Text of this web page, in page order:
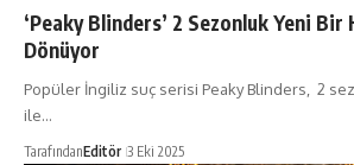
‘Peaky Blinders’ 2 Sezonluk Yeni Bir
Dönüyor
Popüler İngiliz suç serisi Peaky Blinders, 2
ile…
TarafındanEditör 3 Eki 2025